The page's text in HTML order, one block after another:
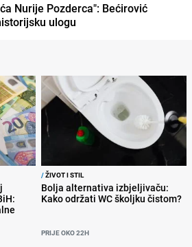
Nurije Pozderca": Bećirović
ulogu
/ŽIVOT I STIL
Bolja alternativa izbjeljivaču:
Kako održati WC školjku čistom?
PRIJE OKO 22H